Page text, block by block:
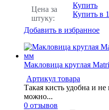
Цена за
штуку:
Купить
Купить в
Добавить в избранное
Макловица круглая
Артикул товара
Такая кисть удобна и
можно...
0 отзывов